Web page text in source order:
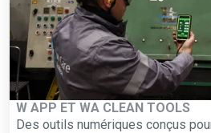
W APP ET WA CLEAN TOOLS
Des outils numériques conçus